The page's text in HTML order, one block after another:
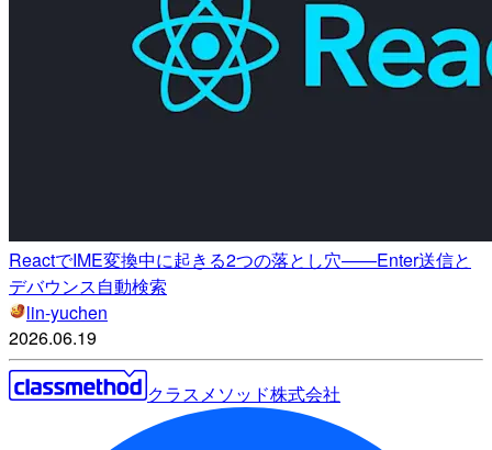
ReactでIME変換中に起きる2つの落とし穴——Enter送信と
デバウンス自動検索
lin-yuchen
2026.06.19
クラスメソッド株式会社